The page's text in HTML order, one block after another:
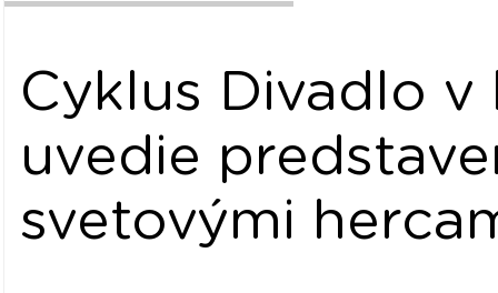
Cyklus Divadlo v
uvedie
svetovými